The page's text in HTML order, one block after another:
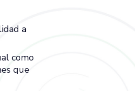
a
como
que